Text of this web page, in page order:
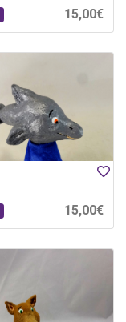
15,00€
15,00€